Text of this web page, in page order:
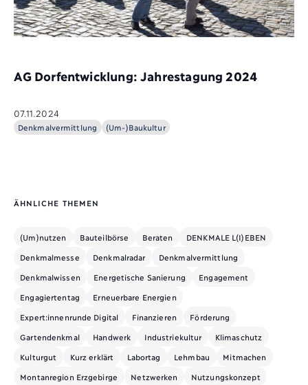
AG Dorfentwicklung: Jahrestagung 2024
07.11.2024
Denkmalvermittlung (Um-)Baukultur
ÄHNLICHE THEMEN
(Um)nutzen Bauteilbörse Beraten DENKMALE L(I)EBEN
Denkmalmesse Denkmalradar Denkmalvermittlung
Denkmalwissen Energetische Sanierung Engagement
Engagiertentag Erneuerbare Energien
Expert:innenrunde Digital Finanzieren Förderung
Gartendenkmal Handwerk Industriekultur Klimaschutz
Kulturgut Kurz erklärt Labortag Lehmbau Mitmachen
Montanregion Erzgebirge Netzwerken Nutzungskonzept